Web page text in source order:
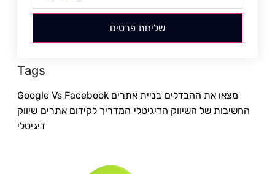
שליחת פרטים
Tags
Google Vs Facebook מצאו את ההבדלים בניית אתרים
החשיבות של השיווק הדיגיטלי המדריך לקידום אתרים שיווק
דיגיטלי